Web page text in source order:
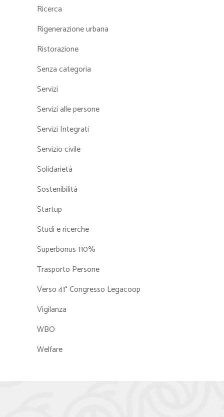
Ricerca
Rigenerazione urbana
Ristorazione
Senza categoria
Servizi
Servizi alle persone
Servizi Integrati
Servizio civile
Solidarietà
Sostenibilità
Startup
Studi e ricerche
Superbonus 110%
Trasporto Persone
Verso 41° Congresso Legacoop
Vigilanza
WBO
Welfare